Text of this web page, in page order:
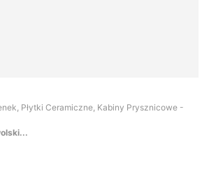
Płytki Ceramiczne, Kabiny Prysznicowe -